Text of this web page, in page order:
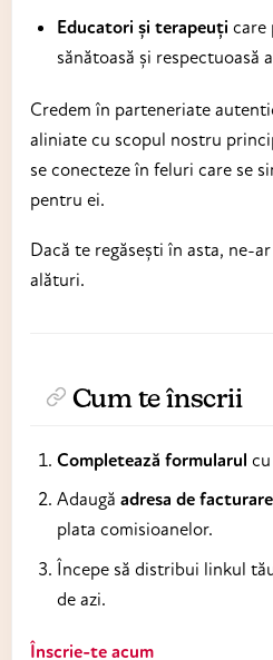
Educatori și terapeuți care
sănătoasă și respectuoasă
Credem în parteneriate
aliniate cu scopul nostru
se conecteze în feluri care se
pentru ei.
Dacă te regăsești în asta, ne-
alături.
Cum te înscrii
Completează formularul
Adaugă adresa de facturare
plata comisioanelor.
Începe să distribui linkul
de azi.
Înscrie-te acum